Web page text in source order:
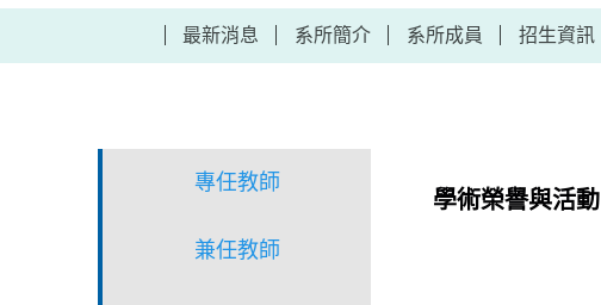
最新消息 系所簡介 系所成員 招生資訊
專任教師
兼任教師
學術榮譽與活動